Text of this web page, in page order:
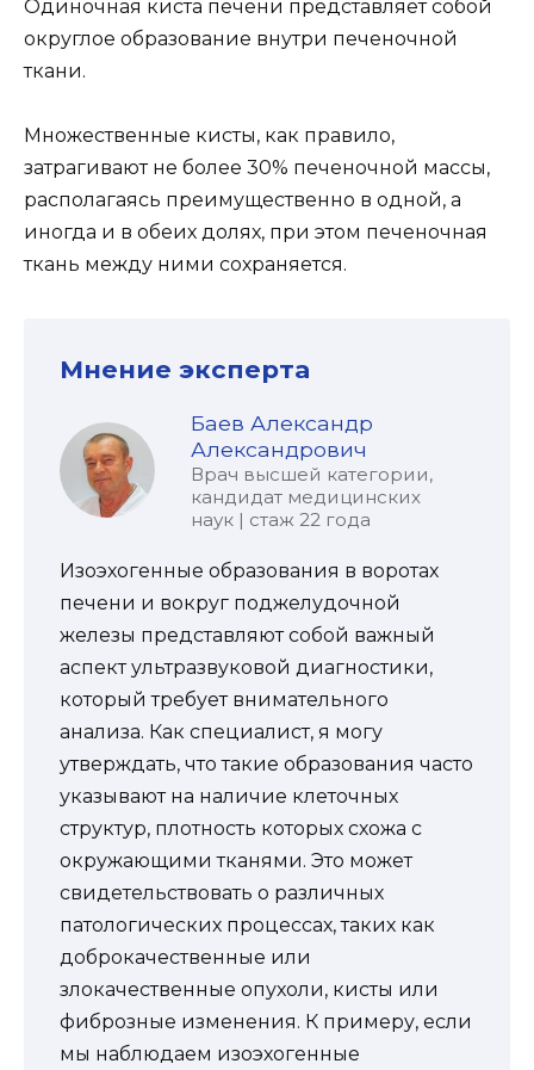
Одиночная киста печени представляет собой
округлое образование внутри печеночной
ткани.
Множественные кисты, как правило,
затрагивают не более 30% печеночной массы,
располагаясь преимущественно в одной, а
иногда и в обеих долях, при этом печеночная
ткань между ними сохраняется.
Мнение эксперта
Баев Александр
Александрович
Врач высшей категории,
кандидат медицинских
наук | стаж 22 года
Изоэхогенные образования в воротах
печени и вокруг поджелудочной
железы представляют собой важный
аспект ультразвуковой диагностики,
который требует внимательного
анализа. Как специалист, я могу
утверждать, что такие образования часто
указывают на наличие клеточных
структур, плотность которых схожа с
окружающими тканями. Это может
свидетельствовать о различных
патологических процессах, таких как
доброкачественные или
злокачественные опухоли, кисты или
фиброзные изменения. К примеру, если
мы наблюдаем изоэхогенные